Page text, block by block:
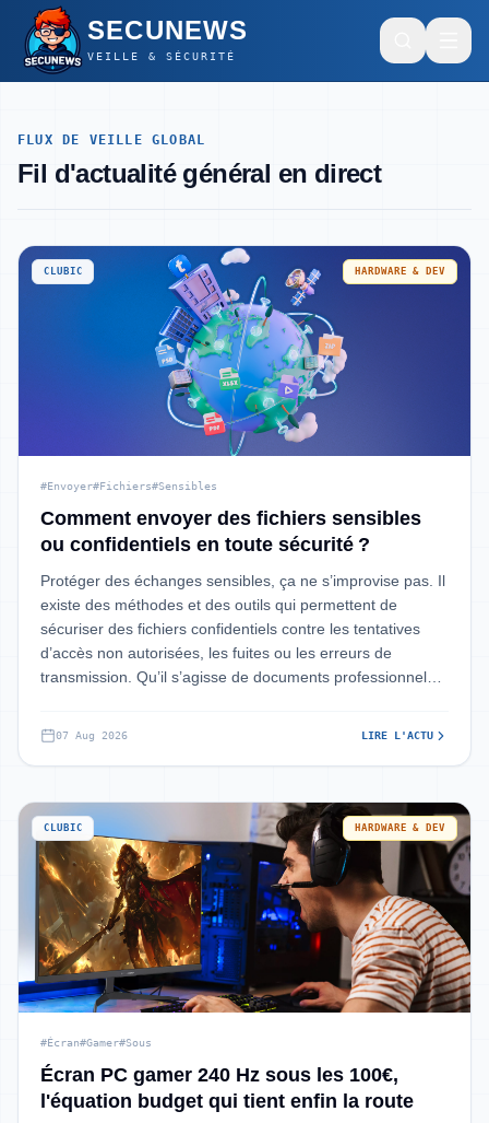
SECUNEWS
VEILLE & SÉCURITÉ
Général
Intelligence Artificielle
Cybersécurité
SECUNEWS
Hardware & Dev
SECUNEWS
Général
Cybersécurité
Hardware & Dev
FLUX DE VEILLE GLOBAL
Fil d'actualité général en direct
CLUBIC HARDWARE & DEV
#Envoyer#Fichiers#Sensibles
Comment envoyer des fichiers sensibles
ou confidentiels en toute sécurité ?
Protéger des échanges sensibles, ça ne s’improvise pas. Il
existe des méthodes et des outils qui permettent de
sécuriser des fichiers confidentiels contre les tentatives
d’accès non autorisées, les fuites ou les erreurs de
transmission. Qu’il s’agisse de documents professionnels,
07 Aug 2026 LIRE L'ACTU
CLUBIC HARDWARE & DEV
#Écran#Gamer#Sous
Écran PC gamer 240 Hz sous les 100€,
l'équation budget qui tient enfin la route